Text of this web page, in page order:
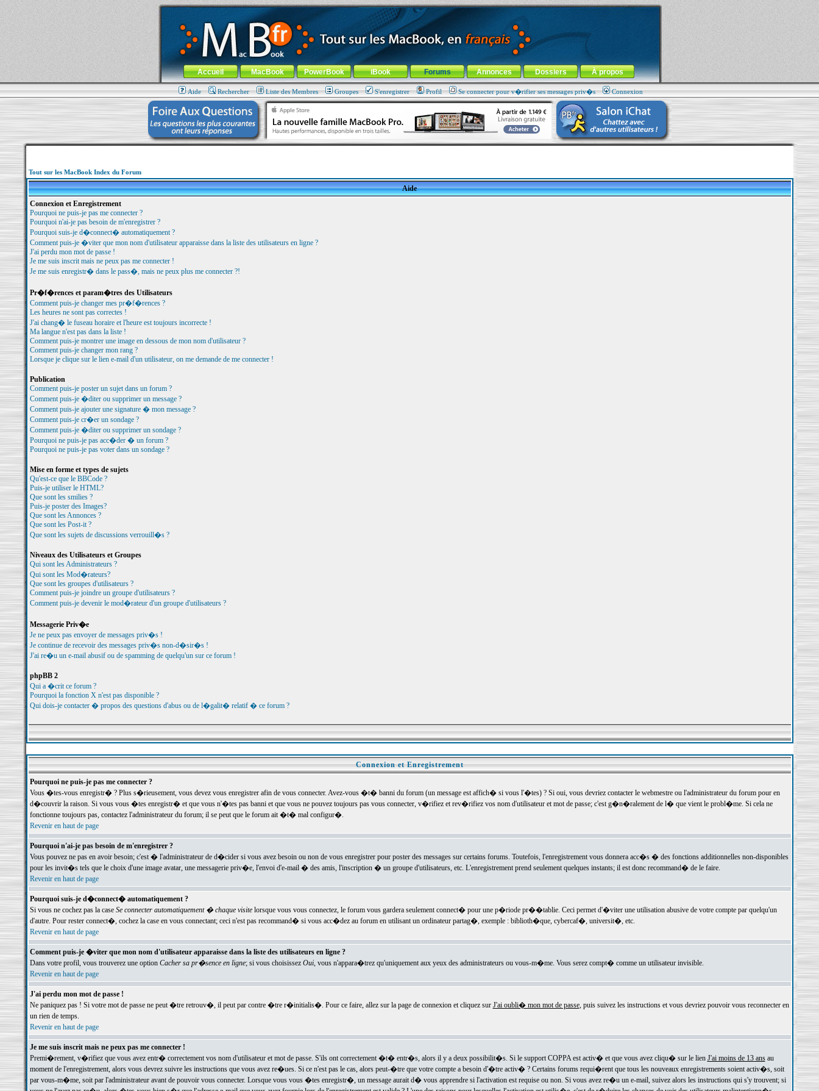
MacBook-fr.com : 100% Apple... 100% nomade !
Aller au contenu-Aller au menu général-Aller au menu de la rubrique
Menu général
Accueil MacBook PowerBook iBook Forums Annonces Dossiers À propos
Aide Rechercher Liste des Membres Groupes S'enregistrer Profil Se connecter pour v�rifier ses messages priv�s Connexion
Tout sur les MacBook Index du Forum
Aide
Connexion et Enregistrement
Pourquoi ne puis-je pas me connecter ?
Pourquoi n'ai-je pas besoin de m'enregistrer ?
Pourquoi suis-je d�connect� automatiquement ?
Comment puis-je �viter que mon nom d'utilisateur apparaisse dans la liste des utilisateurs en ligne ?
J'ai perdu mon mot de passe !
Je me suis inscrit mais ne peux pas me connecter !
Je me suis enregistr� dans le pass�, mais ne peux plus me connecter ?!
Pr�f�rences et param�tres des Utilisateurs
Comment puis-je changer mes pr�f�rences ?
Les heures ne sont pas correctes !
J'ai chang� le fuseau horaire et l'heure est toujours incorrecte !
Ma langue n'est pas dans la liste !
Comment puis-je montrer une image en dessous de mon nom d'utilisateur ?
Comment puis-je changer mon rang ?
Lorsque je clique sur le lien e-mail d'un utilisateur, on me demande de me connecter !
Publication
Comment puis-je poster un sujet dans un forum ?
Comment puis-je �diter ou supprimer un message ?
Comment puis-je ajouter une signature � mon message ?
Comment puis-je cr�er un sondage ?
Comment puis-je �diter ou supprimer un sondage ?
Pourquoi ne puis-je pas acc�der � un forum ?
Pourquoi ne puis-je pas voter dans un sondage ?
Mise en forme et types de sujets
Qu'est-ce que le BBCode ?
Puis-je utiliser le HTML?
Que sont les smilies ?
Puis-je poster des Images?
Que sont les Annonces ?
Que sont les Post-it ?
Que sont les sujets de discussions verrouill�s ?
Niveaux des Utilisateurs et Groupes
Qui sont les Administrateurs ?
Qui sont les Mod�rateurs?
Que sont les groupes d'utilisateurs ?
Comment puis-je joindre un groupe d'utilisateurs ?
Comment puis-je devenir le mod�rateur d'un groupe d'utilisateurs ?
Messagerie Priv�e
Je ne peux pas envoyer de messages priv�s !
Je continue de recevoir des messages priv�s non-d�sir�s !
J'ai re�u un e-mail abusif ou de spamming de quelqu'un sur ce forum !
phpBB 2
Qui a �crit ce forum ?
Pourquoi la fonction X n'est pas disponible ?
Qui dois-je contacter � propos des questions d'abus ou de l�galit� relatif � ce forum ?
Connexion et Enregistrement
Pourquoi ne puis-je pas me connecter ?
Vous �tes-vous enregistr� ? Plus s�rieusement, vous devez vous enregistrer afin de vous connecter. Avez-vous �t� banni du forum (un message est affich� si vous l'�tes) ? Si oui, vous devriez contacter le webmestre ou l'administrateur du forum pour en
d�couvrir la raison. Si vous vous �tes enregistr� et que vous n'�tes pas banni et que vous ne pouvez toujours pas vous connecter, v�rifiez et rev�rifiez vos nom d'utilisateur et mot de passe; c'est g�n�ralement de l� que vient le probl�me. Si cela ne
fonctionne toujours pas, contactez l'administrateur du forum; il se peut que le forum ait �t� mal configur�.
Revenir en haut de page
Pourquoi n'ai-je pas besoin de m'enregistrer ?
Vous pouvez ne pas en avoir besoin; c'est � l'administrateur de d�cider si vous avez besoin ou non de vous enregistrer pour poster des messages sur certains forums. Toutefois, l'enregistrement vous donnera acc�s � des fonctions additionnelles non-disponibles
pour les invit�s tels que le choix d'une image avatar, une messagerie priv�e, l'envoi d'e-mail � des amis, l'inscription � un groupe d'utilisateurs, etc. L'enregistrement prend seulement quelques instants; il est donc recommand� de le faire.
Revenir en haut de page
Pourquoi suis-je d�connect� automatiquement ?
Si vous ne cochez pas la case Se connecter automatiquement � chaque visitelorsque vous vous connectez, le forum vous gardera seulement connect� pour une p�riode pr��tablie. Ceci permet d'�viter une utilisation abusive de votre compte par quelqu'un
d'autre. Pour rester connect�, cochez la case en vous connectant; ceci n'est pas recommand� si vous acc�dez au forum en utilisant un ordinateur partag�, exemple : biblioth�que, cybercaf�, universit�, etc.
Revenir en haut de page
Comment puis-je �viter que mon nom d'utilisateur apparaisse dans la liste des utilisateurs en ligne ?
Dans votre profil, vous trouverez une option Cacher sa pr�sence en ligne; si vous choisissez Oui, vous n'appara�trez qu'uniquement aux yeux des administrateurs ou vous-m�me. Vous serez compt� comme un utilisateur invisible.
Revenir en haut de page
J'ai perdu mon mot de passe !
Ne paniquez pas ! Si votre mot de passe ne peut �tre retrouv�, il peut par contre �tre r�initialis�. Pour ce faire, allez sur la page de connexion et cliquez sur J'ai oubli� mon mot de passe, puis suivez les instructions et vous devriez pouvoir vous reconnecter en
un rien de temps.
Revenir en haut de page
Je me suis inscrit mais ne peux pas me connecter !
Premi�rement, v�rifiez que vous avez entr� correctement vos nom d'utilisateur et mot de passe. S'ils ont correctement �t� entr�s, alors il y a deux possibilit�s. Si le support COPPA est activ� et que vous avez cliqu� sur le lien J'ai moins de 13 ansau
moment de l'enregistrement, alors vous devrez suivre les instructions que vous avez re�ues. Si ce n'est pas le cas, alors peut-�tre que votre compte a besoin d'�tre activ� ? Certains forums requi�rent que tous les nouveaux enregistrements soient activ�s, soit
par vous-m�me, soit par l'administrateur avant de pouvoir vous connecter. Lorsque vous vous �tes enregistr�, un message aurait d� vous apprendre si l'activation est requise ou non. Si vous avez re�u un e-mail, suivez alors les instructions qui s'y trouvent; si